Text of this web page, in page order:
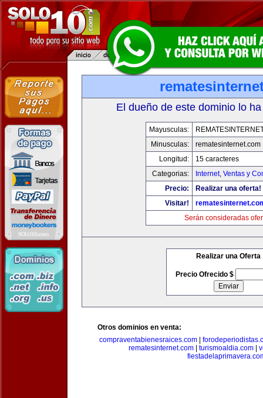
El dueño de este dominio lo
Mayusculas:
Minusculas:
rematesinternet.com
Longitud:
15 caracteres
Categorias:
Internet, Ventas y
Precio:
Realizar una oferta!
Visitar!
Serán consideradas
Realizar una Oferta
Precio Ofrecido $
Otros dominios en venta:
compraventabienesraices.com
rematesinternet.com| turismoaldia.com|